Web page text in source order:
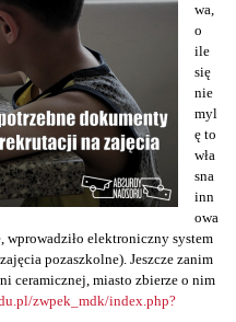
wa,
o
ile
się
nie
myl
ę to
wła
sna
inn
owa
elektroniczny system
pozaszkolne). Jeszcze zanim
ceramicznej, miasto zbierze o nim
zwpek_mdk/index.php?